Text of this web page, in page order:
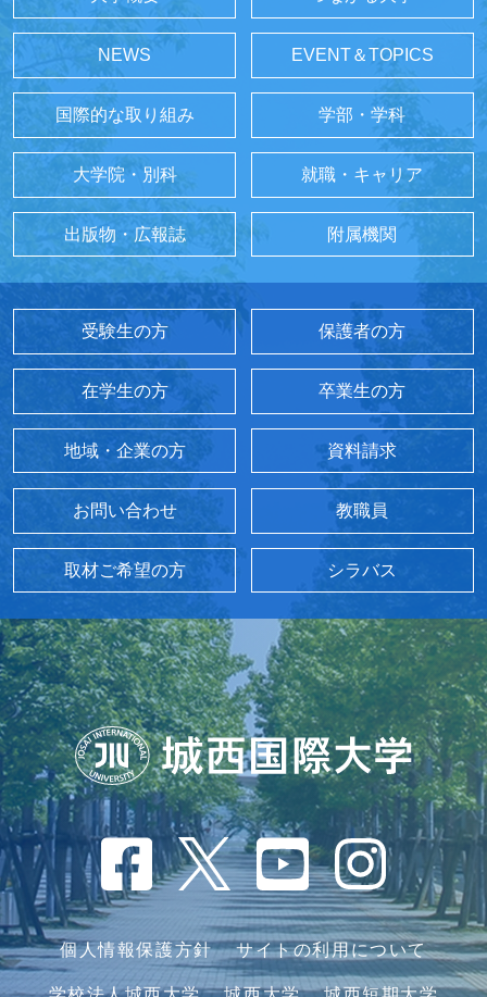
NEWS EVENT＆TOPICS
国際的な取り組み 学部・学科
大学院・別科 就職・キャリア
出版物・広報誌 附属機関
受験生の方 保護者の方
在学生の方 卒業生の方
地域・企業の方 資料請求
お問い合わせ 教職員
取材ご希望の方 シラバス
個人情報保護方針 サイトの利用について